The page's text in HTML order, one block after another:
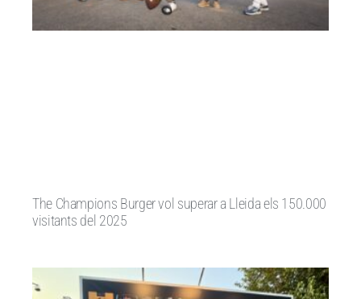
The Champions Burger vol superar a Lleida els 150.000
visitants del 2025